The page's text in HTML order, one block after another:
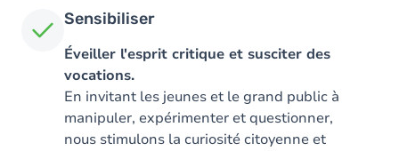
Sensibiliser
Éveiller l'esprit critique et susciter des
vocations.
En invitant les jeunes et le grand public à
manipuler, expérimenter et questionner,
nous stimulons la curiosité citoyenne et